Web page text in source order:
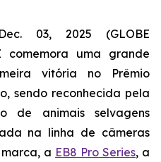
03, 2025 (GLOBE
comemora uma grande
vitória no Prêmio
sendo reconhecida pela
de animais selvagens
na linha de câmeras
a EB8 Pro Series, a